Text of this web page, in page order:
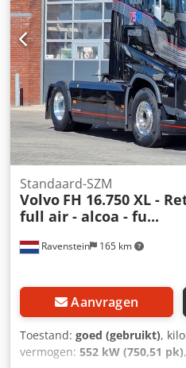
Ravenstein 165 km
Standaard-SZM
Volvo FH 16.750 XL -
full air - alcoa - fu...
Aanvragen
Toestand: goed (gebruikt),
vermogen: 552 kW (750,51 pk)